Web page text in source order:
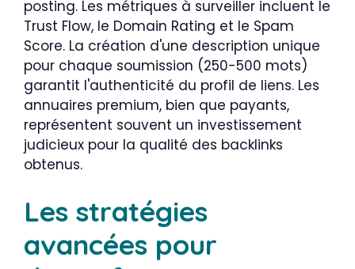
posting. Les métriques à surveiller incluent le
Trust Flow, le Domain Rating et le Spam
Score. La création d'une description unique
pour chaque soumission (250-500 mots)
garantit l'authenticité du profil de liens. Les
annuaires premium, bien que payants,
représentent souvent un investissement
judicieux pour la qualité des backlinks
obtenus.
Les stratégies
avancées pour